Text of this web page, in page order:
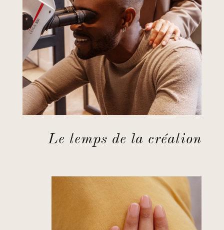
Le temps de la création